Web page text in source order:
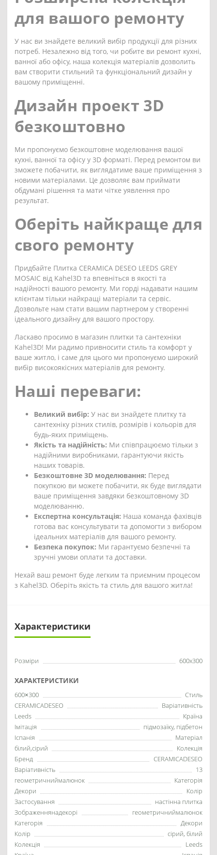
для вашого ремонту
У нас ви знайдете великий вибір продукції для різних
потреб. Незалежно від того, чи робите ви ремонт кухні,
ванної або офісу, наша колекція матеріалів дозволить
вам створити стильний та функціональний дизайн у
вашому приміщенні.
Дизайн проект 3D
безкоштовно
Ми пропонуємо безкоштовне моделювання вашої
кухні, ванної та офісу у 3D форматі. Перед ремонтом ви
зможете побачити, як виглядатиме ваше приміщення з
новими матеріалами. Це дозволяє вам приймати
обдумані рішення та мати чітке уявлення про
результат.
Оберіть найкраще для
свого ремонту
Придбайте Плитка CERAMICA DESEO LEEDS GREY
MOSAIC від Kahel3D та впевніться в якості та
надійності вашого ремонту. Ми горді надавати нашим
клієнтам тільки найкращі матеріали та сервіс.
Дозвольте нам стати вашим партнером у створенні
ідеального дизайну для вашого простору.
Ласкаво просимо в магазин плитки та сантехніки
Kahel3D! Ми радимо привносити стиль та комфорт у
ваше житло, і саме для цього ми пропонуємо широкий
вибір високоякісних матеріалів для ремонту.
Наші переваги:
Великий вибір: У нас ви знайдете плитку та
сантехніку різних стилів, розмірів і кольорів для
будь-яких приміщень.
Якість та надійність: Ми співпрацюємо тільки з
надійними виробниками, гарантуючи якість
наших товарів.
Безкоштовне 3D моделювання: Перед
покупкою ви можете побачити, як буде виглядати
ваше приміщення завдяки безкоштовному 3D
моделюванню.
Експертна консультація: Наша команда фахівців
готова вас консультувати та допомогти з вибором
ідеальних матеріалів для вашого ремонту.
Безпека покупок: Ми гарантуємо безпечні та
зручні умови оплати та доставки.
Нехай ваш ремонт буде легким та приємним процесом
з Kahel3D. Оберіть якість та стиль для вашого житла!
Характеристики
Розміри 600x300
ХАРАКТЕРИСТИКИ
600×300
Стиль
CERAMICADESEO
Варіативність
Leeds
Країна
Імітація
підмозаїку, підбетон
Іспанія
Матеріал
білий,сірий
Колекція
Бренд
CERAMICADESEO
Варіативність
13
геометричниймалюнок
Категорія
Декори
Колір
Застосування
настінна плитка
Зображеннянадекорі
геометричниймалюнок
Категорія
Декори
Колір
сірий, білий
Колекція
Leeds